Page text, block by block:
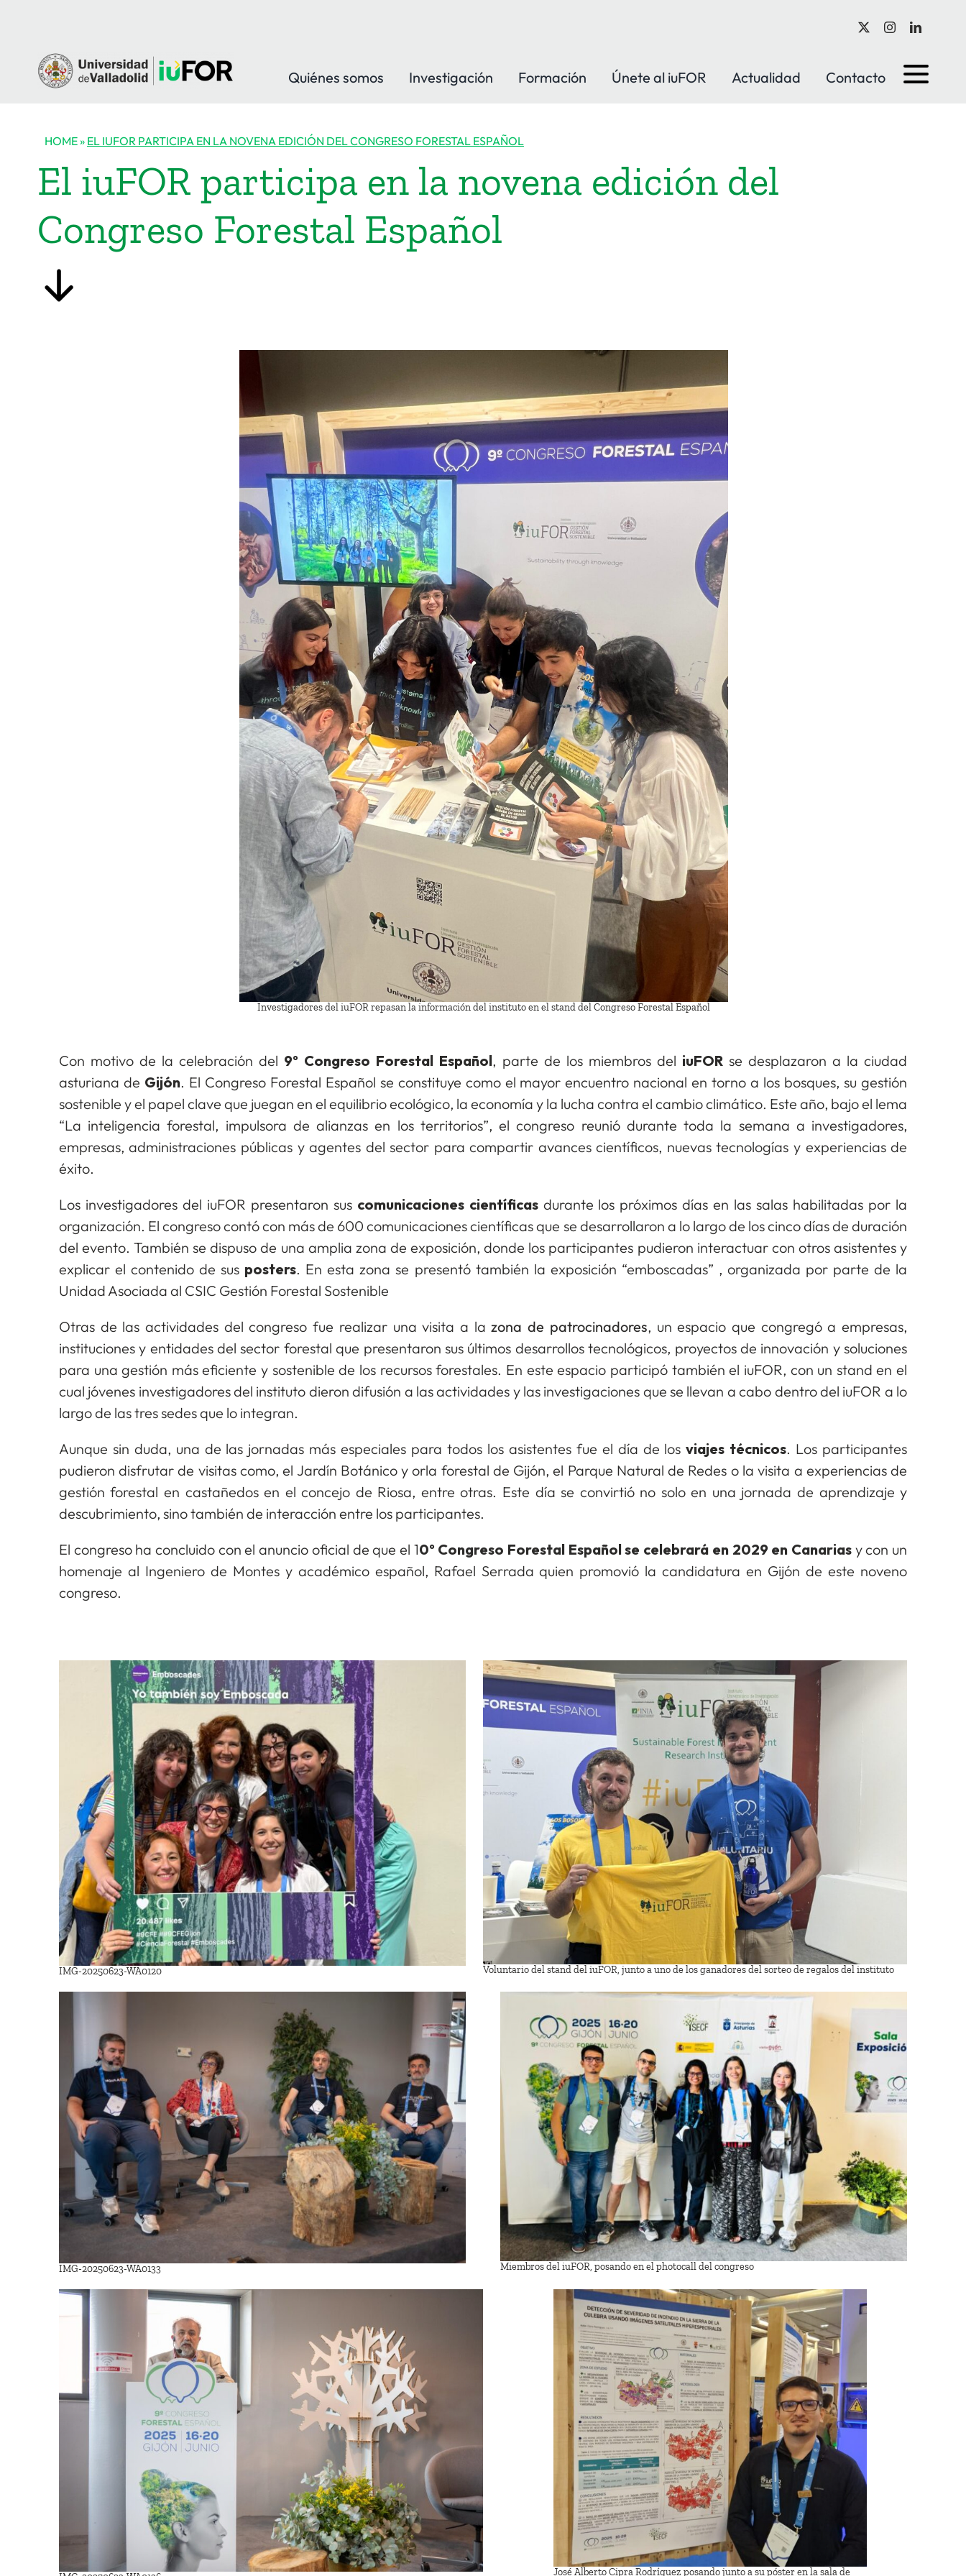
contenido
Quiénes somos
Investigación Formación Únete al iuFOR Actualidad Contacto
HOME» EL IUFOR PARTICIPA EN LA NOVENA EDICIÓN DEL CONGRESO FORESTAL ESPAÑOL
El iuFOR participa en la novena edición del
Congreso Forestal Español
Investigadores del iuFOR repasan la información del instituto en el stand del Congreso Forestal Español
Con motivo de la celebración del 9º Congreso Forestal Español, parte de los miembros del iuFOR se desplazaron a la ciudad
asturiana de Gijón. El Congreso Forestal Español se constituye como el mayor encuentro nacional en torno a los bosques, su gestión
sostenible y el papel clave que juegan en el equilibrio ecológico, la economía y la lucha contra el cambio climático. Este año, bajo el lema
“La inteligencia forestal, impulsora de alianzas en los territorios”, el congreso reunió durante toda la semana a investigadores,
empresas, administraciones públicas y agentes del sector para compartir avances científicos, nuevas tecnologías y experiencias de
éxito.
Los investigadores del iuFOR presentaron sus comunicaciones científicasdurante los próximos días en las salas habilitadas por la
organización. El congreso contó con más de 600 comunicaciones científicas que se desarrollaron a lo largo de los cinco días de duración
del evento. También se dispuso de una amplia zona de exposición, donde los participantes pudieron interactuar con otros asistentes y
explicar el contenido de sus posters. En esta zona se presentó también la exposición “emboscadas” , organizada por parte de la
Unidad Asociada al CSIC Gestión Forestal Sostenible
Otras de las actividades del congreso fue realizar una visita a lazona de patrocinadores, un espacio que congregó a empresas,
instituciones y entidades del sector forestal que presentaron sus últimos desarrollos tecnológicos, proyectos de innovación y soluciones
para una gestión más eficiente y sostenible de los recursos forestales. En este espacio participó también el iuFOR, con un stand en el
cual jóvenes investigadores del instituto dieron difusión a las actividades y las investigaciones que se llevan a cabo dentro del iuFOR a lo
largo de las tres sedes que lo integran.
Aunque sin duda, una de las jornadas más especiales para todos los asistentes fue el día de losviajes técnicos. Los participantes
pudieron disfrutar de visitas como, el Jardín Botánico y orla forestal de Gijón, el Parque Natural de Redes o la visita a experiencias de
gestión forestal en castañedos en el concejo de Riosa, entre otras. Este día se convirtió no solo en una jornada de aprendizaje y
descubrimiento, sino también de interacción entre los participantes.
El congreso ha concluido con el anuncio oficial de que el 10º Congreso Forestal Español se celebrará en 2029 en Canariasy con un
homenaje al Ingeniero de Montes y académico español, Rafael Serrada quien promovió la candidatura en Gijón de este noveno
congreso.
IMG-20250623-WA0120 Voluntario del stand del iuFOR, junto a uno de los ganadores del sorteo de regalos del instituto
IMG-20250623-WA0133 Miembros del iuFOR, posando en el photocall del congreso
José Alberto Cipra Rodríguez posando junto a su póster en la sala de